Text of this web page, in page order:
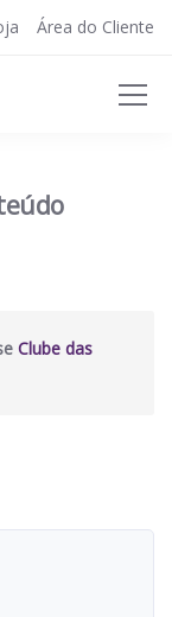
Área do Cliente
Clube das